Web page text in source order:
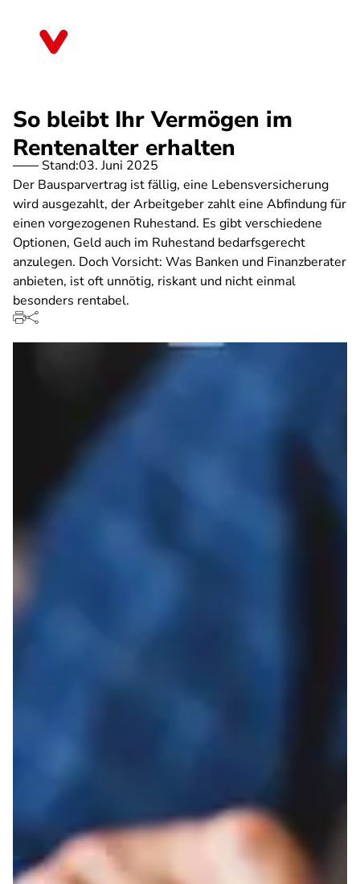
So bleibt Ihr Vermögen im
Rentenalter erhalten
Stand:03. Juni 2025
Der Bausparvertrag ist fällig, eine Lebensversicherung
wird ausgezahlt, der Arbeitgeber zahlt eine Abfindung für
einen vorgezogenen Ruhestand. Es gibt verschiedene
Optionen, Geld auch im Ruhestand bedarfsgerecht
anzulegen. Doch Vorsicht: Was Banken und Finanzberater
anbieten, ist oft unnötig, riskant und nicht einmal
besonders rentabel.